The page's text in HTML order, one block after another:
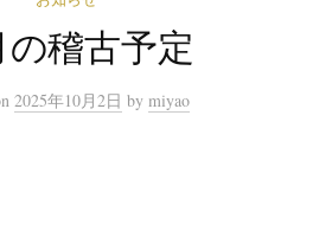
の稽古予定
2025年10月2日 by miyao